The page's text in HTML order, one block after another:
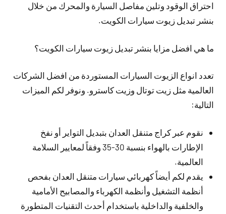
احتراق الوقود وتلين مفاصل السيارة والمحرك من خلال
بنشر تبديل زيوت سيارات الكويت.
ما هي افضل مزايا بنشر تبديل زيوت سيارات الكويت؟
تعدد انواع الزيوت السيارات المستوردة من افضل الشركات
العالمية مثل زيت توتال وزيت كاسترو. ونوفر لكم الميزات
التالية:
نقوم عبر كراج متنقل العدان بتبديل التواير أو نفخ
الإطارات بالهواء بنسبة 30-35 وفقاً لمعايير السلامة
العالمية.
يقدم لكم أيضاً كهربائي سيارات متنقل العدان بفحص
أنظمة التشغيل وأنظمة الكهرباء والمصابيح الأمامية
والخلفية والداخلية باستخدام أحدث التقنيات المتطورة